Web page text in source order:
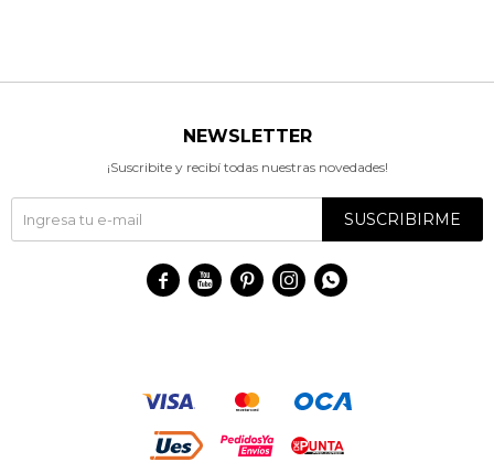
NEWSLETTER
¡Suscribite y recibí todas nuestras novedades!
SUSCRIBIRME
    